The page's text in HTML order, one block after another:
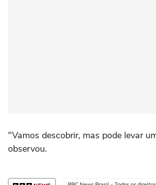
"Vamos descobrir, mas pode levar
observou.